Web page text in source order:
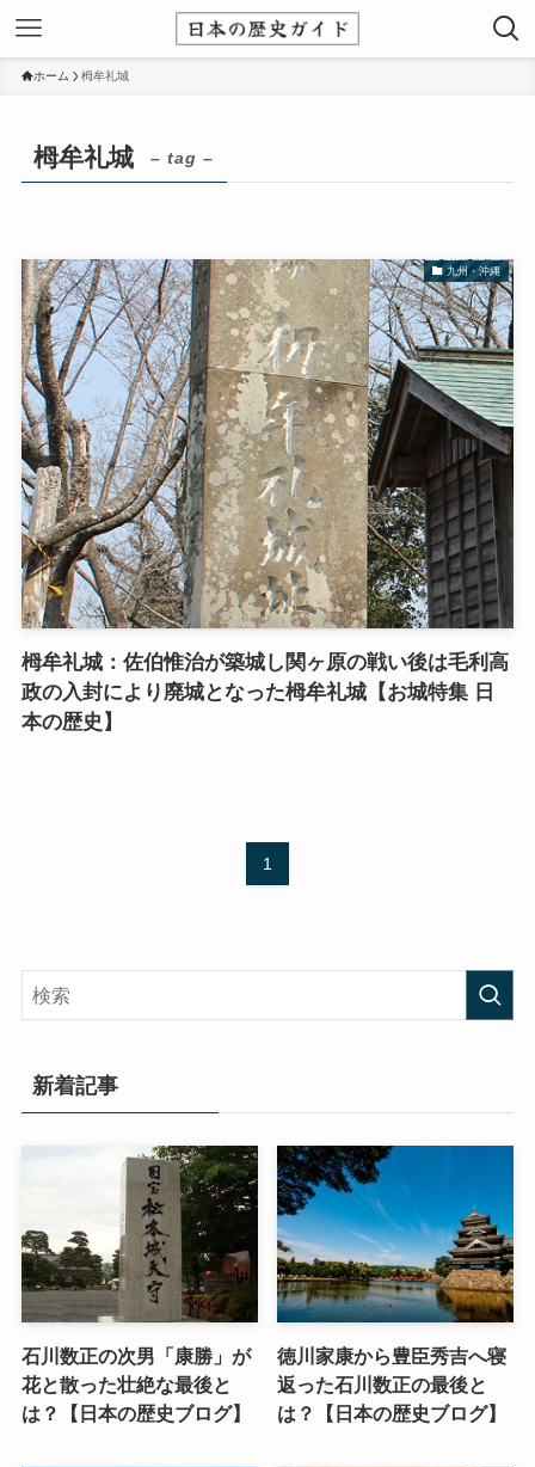
ホーム 栂牟礼城
栂牟礼城 – tag –
九州・沖縄
栂牟礼城：佐伯惟治が築城し関ヶ原の戦い後は毛利高
政の入封により廃城となった栂牟礼城【お城特集 日
本の歴史】
1
新着記事
石川数正の次男「康勝」が
花と散った壮絶な最後と
は？【日本の歴史ブログ】
徳川家康から豊臣秀吉へ寝
返った石川数正の最後と
は？【日本の歴史ブログ】